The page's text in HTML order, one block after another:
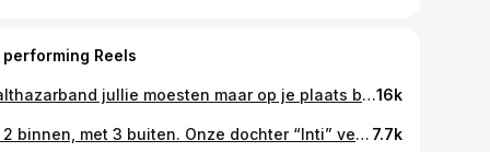
performing Reels
@balthazarband jullie moesten maar op je plaats blijven zitten. Niets gewonnen is half begonnen!16k
Met 2 binnen, met 3 buiten. Onze dochter “Inti” verlaat de materniteit en ontdekt vanaf nu de wereld! ❤️ @inca.garnica 💪 7.7k